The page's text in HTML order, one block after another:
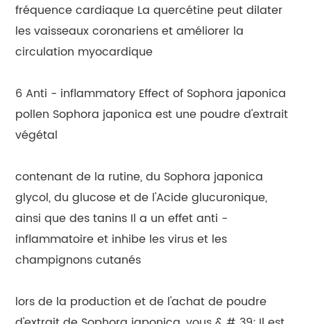
fréquence cardiaque La quercétine peut dilater
les vaisseaux coronariens et améliorer la
circulation myocardique
6 Anti - inflammatory Effect of Sophora japonica
pollen Sophora japonica est une poudre d'extrait
végétal
contenant de la rutine, du Sophora japonica
glycol, du glucose et de l'Acide glucuronique,
ainsi que des tanins Il a un effet anti -
inflammatoire et inhibe les virus et les
champignons cutanés
lors de la production et de l'achat de poudre